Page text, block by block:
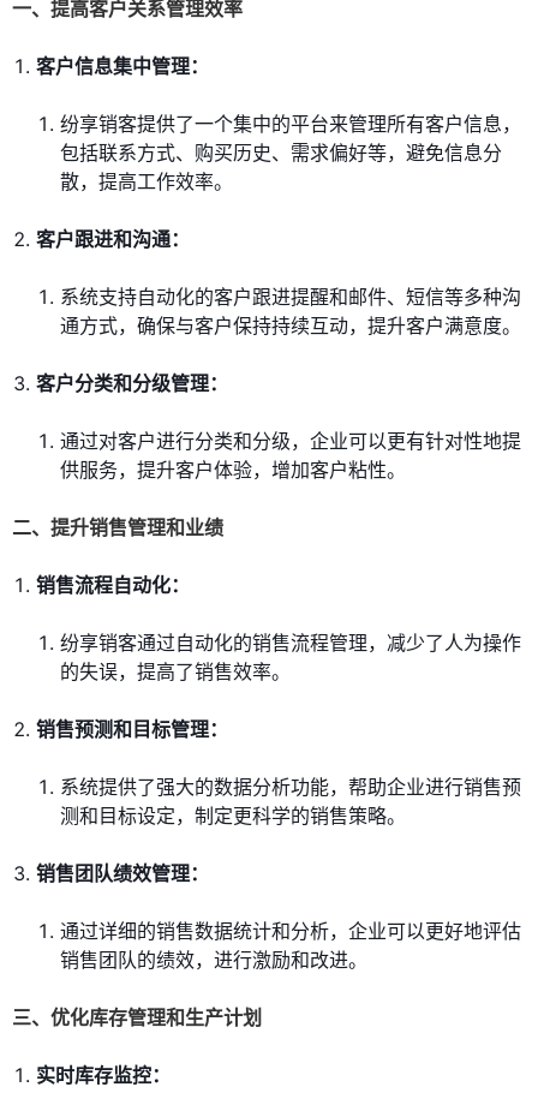
一、提高客户关系管理效率
客户信息集中管理：
纷享销客提供了一个集中的平台来管理所有客户信息，
包括联系方式、购买历史、需求偏好等，避免信息分
散，提高工作效率。
客户跟进和沟通：
系统支持自动化的客户跟进提醒和邮件、短信等多种沟
通方式，确保与客户保持持续互动，提升客户满意度。
客户分类和分级管理：
通过对客户进行分类和分级，企业可以更有针对性地提
供服务，提升客户体验，增加客户粘性。
二、提升销售管理和业绩
销售流程自动化：
纷享销客通过自动化的销售流程管理，减少了人为操作
的失误，提高了销售效率。
销售预测和目标管理：
系统提供了强大的数据分析功能，帮助企业进行销售预
测和目标设定，制定更科学的销售策略。
销售团队绩效管理：
通过详细的销售数据统计和分析，企业可以更好地评估
销售团队的绩效，进行激励和改进。
三、优化库存管理和生产计划
实时库存监控：